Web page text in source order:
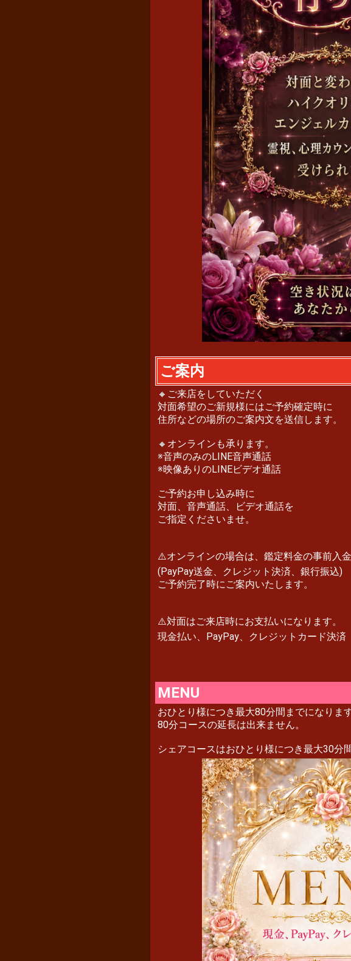
ご案内
🔸ご来店をしていただく
対面希望のご新規様にはご予約確定時に
住所などの場所のご案内文を送信します。
🔸オンラインも承ります。
※音声のみのLINE音声通話
※映像ありのLINEビデオ通話
ご予約お申し込み時に
対面、音声通話、ビデオ通話を
ご指定くださいませ。
⚠️オンラインの場合は、鑑定料金の事前入金
(PayPay送金、クレジット決済、銀行振込)
ご予約完了時にご案内いたします。
⚠️対面はご来店時にお支払いになります。
現金払い、PayPay、クレジットカード決済
MENU
おひとり様につき最大80分間までになります
80分コースの延長は出来ません。
シェアコースはおひとり様につき最大30分